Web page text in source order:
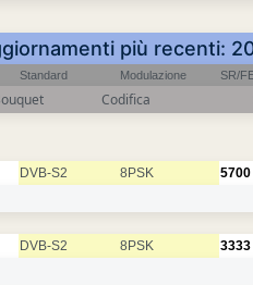
più recenti:
Standard Modulazione SR/
Codifica
DVB-S2 8PSK 5700
DVB-S2 8PSK 3333